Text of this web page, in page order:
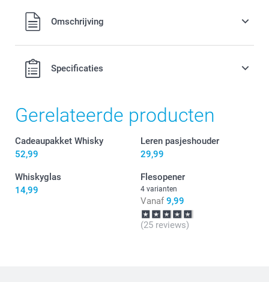
Alle prijzen zijn in EURO (€) inclusief BTW en exclusief
verzendkosten.Omschrijving
Specificaties
Gerelateerde producten
Cadeaupakket Whisky
52,99
Leren pasjeshouder
29,99
Whiskyglas
14,99
Flesopener
4 varianten
Vanaf 9,99
(25 reviews)